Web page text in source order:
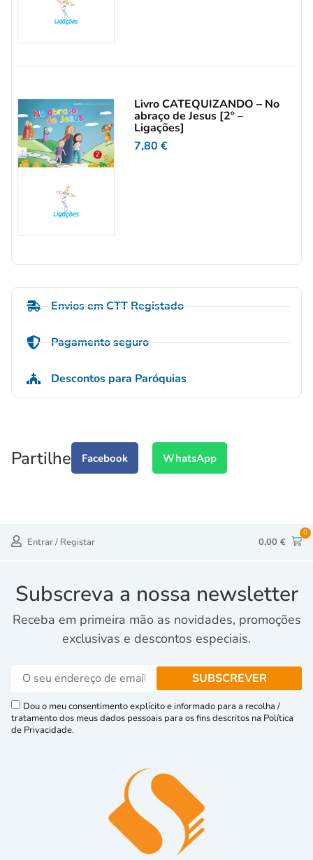
Livro CATEQUIZANDO – No
abraço de Jesus [2º –
Ligações]
7,80€
Envios em CTT Registado
Pagamento seguro
Descontos para Paróquias
Partilhe Facebook WhatsApp
Entrar / Registar 0,00 €
0
Subscreva a nossa newsletter
Receba em primeira mão as novidades, promoções
exclusivas e descontos especiais.
Dou o meu consentimento explícito e informado para a recolha /
tratamento dos meus dados pessoais para os fins descritos na Política
de Privacidade.